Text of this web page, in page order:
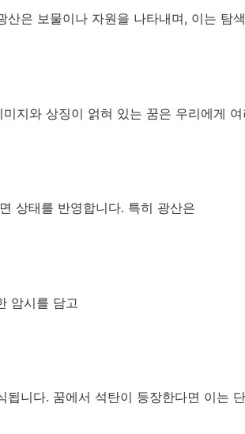
은 보물이나 자원을 나타내며, 이는 탐
지와 상징이 얽혀 있는 꿈은 우리에게 여
상태를 반영합니다. 특히 광산은
암시를 담고
니다. 꿈에서 석탄이 등장한다면 이는